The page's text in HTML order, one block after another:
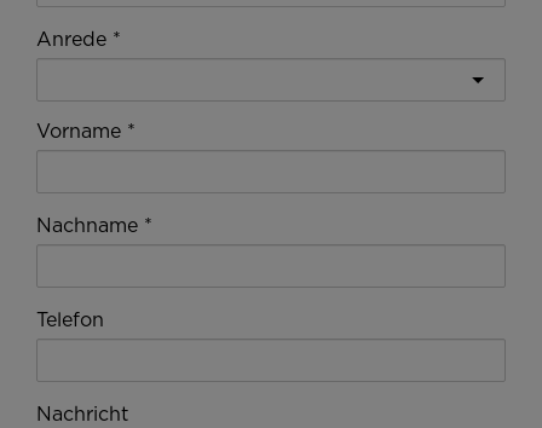
Anrede
Vorname
Nachname
Telefon
Nachricht